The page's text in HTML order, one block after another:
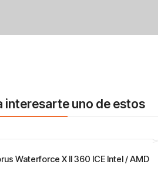
interesarte uno de estos
Waterforce X II 360 ICE Intel / AMD